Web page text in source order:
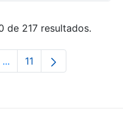
de 217 resultados.
...Páginas intermedias Use
Página
11